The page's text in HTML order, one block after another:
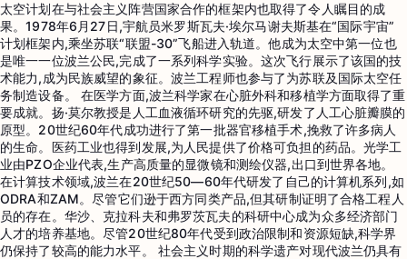
太空计划在与社会主义阵营国家合作的框架内也取得了令人瞩目的成
果。1978年6月27日,宇航员米罗斯瓦夫·埃尔马谢夫斯基在“国际宇宙”
计划框架内,乘坐苏联“联盟-30”飞船进入轨道。他成为太空中第一位也
是唯一一位波兰公民,完成了一系列科学实验。这次飞行展示了该国的技
术能力,成为民族威望的象征。波兰工程师也参与了为苏联及国际太空任
务制造设备。 在医学方面,波兰科学家在心脏外科和移植学方面取得了重
要成就。扬·莫尔教授是人工血液循环研究的先驱,研发了人工心脏瓣膜的
原型。20世纪60年代成功进行了第一批器官移植手术,挽救了许多病人
的生命。医药工业也得到发展,为人民提供了价格可负担的药品。光学工
业由PZO企业代表,生产高质量的显微镜和测绘仪器,出口到世界各地。
在计算技术领域,波兰在20世纪50—60年代研发了自己的计算机系列,如
ODRA和ZAM。尽管它们逊于西方同类产品,但其研制证明了合格工程人
员的存在。华沙、克拉科夫和弗罗茨瓦夫的科研中心成为众多经济部门
人才的培养基地。尽管20世纪80年代受到政治限制和资源短缺,科学界
仍保持了较高的能力水平。 社会主义时期的科学遗产对现代波兰仍具有